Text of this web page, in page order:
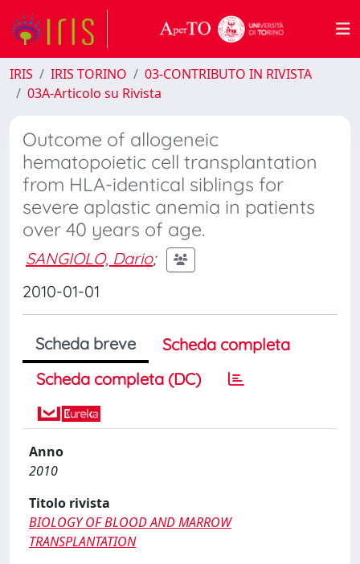
IRIS IRIS TORINO
03-CONTRIBUTO IN RIVISTA
03A-Articolo su Rivista
Outcome of allogeneic
hematopoietic cell transplantation
from HLA-identical siblings for
severe aplastic anemia in patients
over 40 years of age.
SANGIOLO, Dario;
2010-01-01
Scheda breve
Scheda completa
Scheda completa (DC)
Anno
2010
Titolo rivista
BIOLOGY OF BLOOD AND MARROW
TRANSPLANTATION